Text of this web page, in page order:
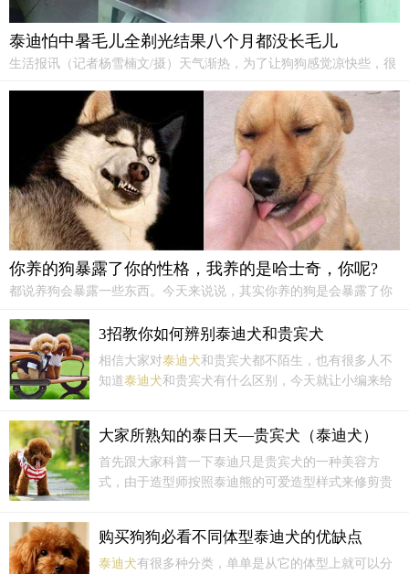
泰迪怕中暑毛儿全剃光结果八个月都没长毛儿
生活报讯（记者杨雪楠文/摄）天气渐热，为了让狗狗感觉凉快些，很
能损伤爱犬的毛囊。近日，一只被剃过毛的小泰迪到哈市道里区一家
宠物医院就医，犬主人告诉医生，这只
泰迪犬从去年9月份被剃光毛，
直到现在也没能再长毛。
你养的狗暴露了你的性格，我养的是哈士奇，你呢?
都说养狗会暴露一些东西。今天来说说，其实你养的狗是会暴露了你
十分地体贴，是狗狗节的开心果，此外，巴哥十分地爱干净，因为这
一特性为它增分不少。喜欢巴哥的人对生命充满热忱...
3招教你如何辨别泰迪犬和贵宾犬
相信大家对泰迪犬和贵宾犬都不陌生，也有很多人不
知道泰迪犬和贵宾犬有什么区别，今天就让小编来给
大陆式以及运动式是一样的，泰迪犬
也是现在很流行
的家庭伴侣犬。
大家所熟知的泰日天—贵宾犬（泰迪犬）
首先跟大家科普一下泰迪只是贵宾犬的一种美容方
式，由于造型师按照泰迪熊的可爱造型样式来修剪贵
迪犬]，但它的确不是一个新的犬种哦。
购买狗狗必看不同体型泰迪犬的优缺点
泰迪犬有很多种分类，单单是从它的体型上就可以分